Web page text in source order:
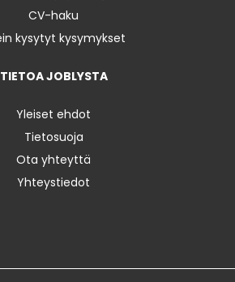
CV-haku
kysytyt kysymykset
TIETOA JOBLYSTA
Yleiset ehdot
Tietosuoja
Ota yhteyttä
Yhteystiedot